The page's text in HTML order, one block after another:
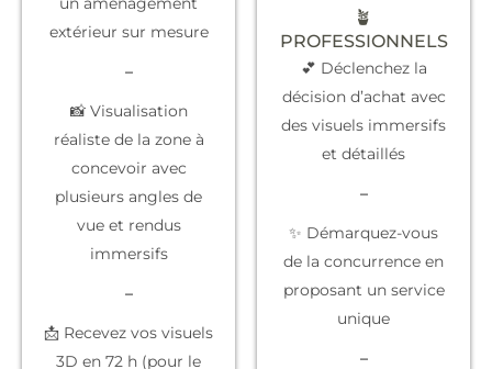
extérieur sur mesure
–
📸 Visualisation
réaliste de la zone à
concevoir avec
plusieurs angles de
vue et rendus
immersifs
–
📩 Recevez vos visuels
3D en 72 h (pour le
🪴
PROFESSIONNELS
💕 Déclenchez la
décision d’achat avec
des visuels immersifs
et détaillés
–
✨ Démarquez-vous
de la concurrence en
proposant un service
unique
–